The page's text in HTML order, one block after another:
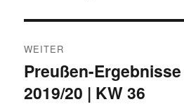
WEITER
Nächster
Beitrag:
Preußen-
2019/20 | KW 36